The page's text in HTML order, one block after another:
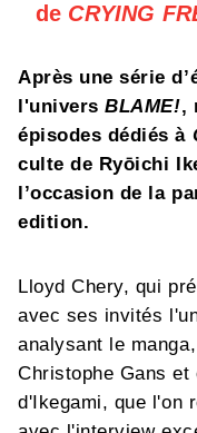
de CRYING
Après une série
l'univers BLAME!,
épisodes dédiés à
culte de Ryōichi
l’occasion de la
edition.
Lloyd Chery, qui
avec ses invités
analysant le
Christophe Gans
d'Ikegami, que l'on